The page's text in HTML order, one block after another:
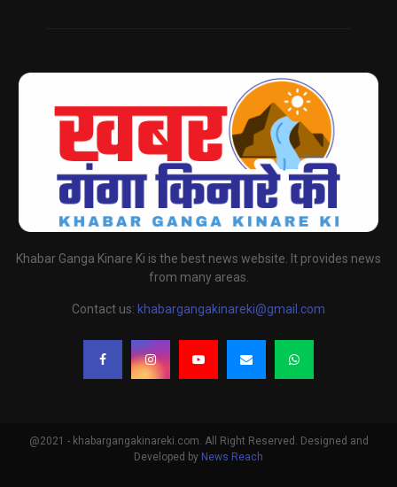
Khabar Ganga Kinare Ki is the best news website. It provides news
from many areas.
Contact us: khabargangakinareki@gmail.com
@2021 - khabargangakinareki.com. All Right Reserved. Designed and
Developed by News Reach